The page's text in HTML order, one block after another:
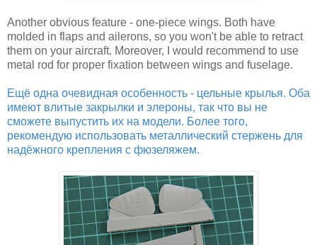
Another obvious feature - one-piece wings. Both have
molded in flaps and ailerons, so you won't be able to retract
them on your aircraft. Moreover, I would recommend to use
metal rod for proper fixation between wings and fuselage.
Ещё одна очевидная особенность - цельные крылья. Оба
имеют влитые закрылки и элероны, так что вы не
сможете выпустить их на модели. Более того,
рекомендую использовать металлический стержень для
надёжного крепления с фюзеляжем.